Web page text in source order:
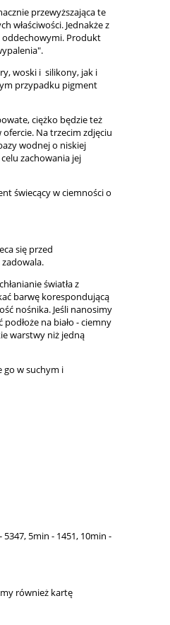
przewyższająca te
właściwości. Jednakże z
oddechowymi. Produkt
woski i silikony, jak i
przypadku pigment
ciężko będzie też
Na trzecim zdjęciu
wodnej o niskiej
zachowania jej
świecący w ciemności o
się przed
światła z
barwę korespondującą
nośnika. Jeśli nanosimy
na biało - ciemny
warstwy niż jedną
go w suchym i
5min - 1451, 10min -
również kartę